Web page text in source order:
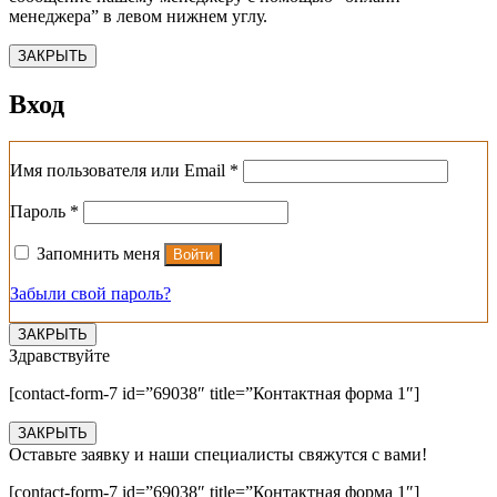
менеджера” в левом нижнем углу.
ЗАКРЫТЬ
Вход
Имя пользователя или Email *
Пароль *
Запомнить меня Войти
Забыли свой пароль?
ЗАКРЫТЬ
Здравствуйте
[contact-form-7 id=”69038″ title=”Контактная форма 1″]
ЗАКРЫТЬ
Оставьте заявку и наши специалисты свяжутся с вами!
[contact-form-7 id=”69038″ title=”Контактная форма 1″]